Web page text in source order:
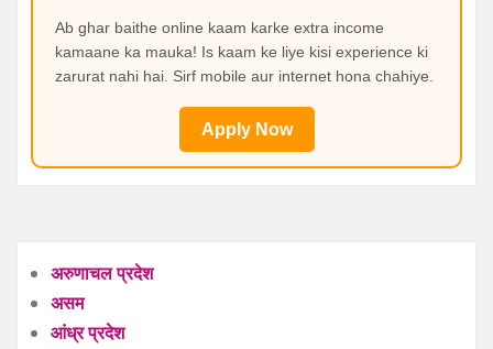
Ab ghar baithe online kaam karke extra income
kamaane ka mauka! Is kaam ke liye kisi experience ki
zarurat nahi hai. Sirf mobile aur internet hona chahiye.
Apply Now
अरुणाचल प्रदेश
असम
आंध्र प्रदेश